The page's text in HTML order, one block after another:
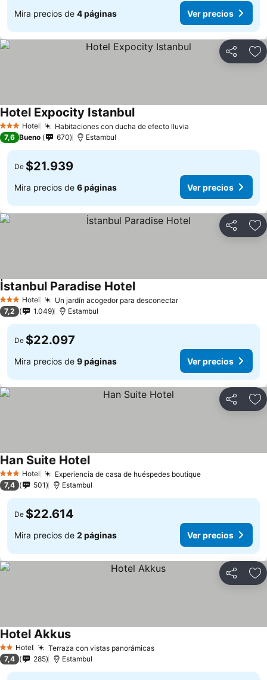
Mira precios de 4 páginas Ver precios
Compartir
3 Estrellas
Hotel Habitaciones con ducha de efecto lluvia
Hotel Expocity Istanbul
7,6 Bueno 670 Estambul
De $21.939
Mira precios de 6 páginas Ver precios
Compartir
3 Estrellas
Hotel Un jardín acogedor para desconectar
İstanbul Paradise Hotel
7,2 1.049 Estambul
De $22.097
Mira precios de 9 páginas Ver precios
Compartir
3 Estrellas
Hotel Experiencia de casa de huéspedes boutique
Han Suite Hotel
7,4 501 Estambul
De $22.614
Mira precios de 2 páginas Ver precios
Compartir
2 Estrellas
Hotel Terraza con vistas panorámicas
Hotel Akkus
7,4 285 Estambul